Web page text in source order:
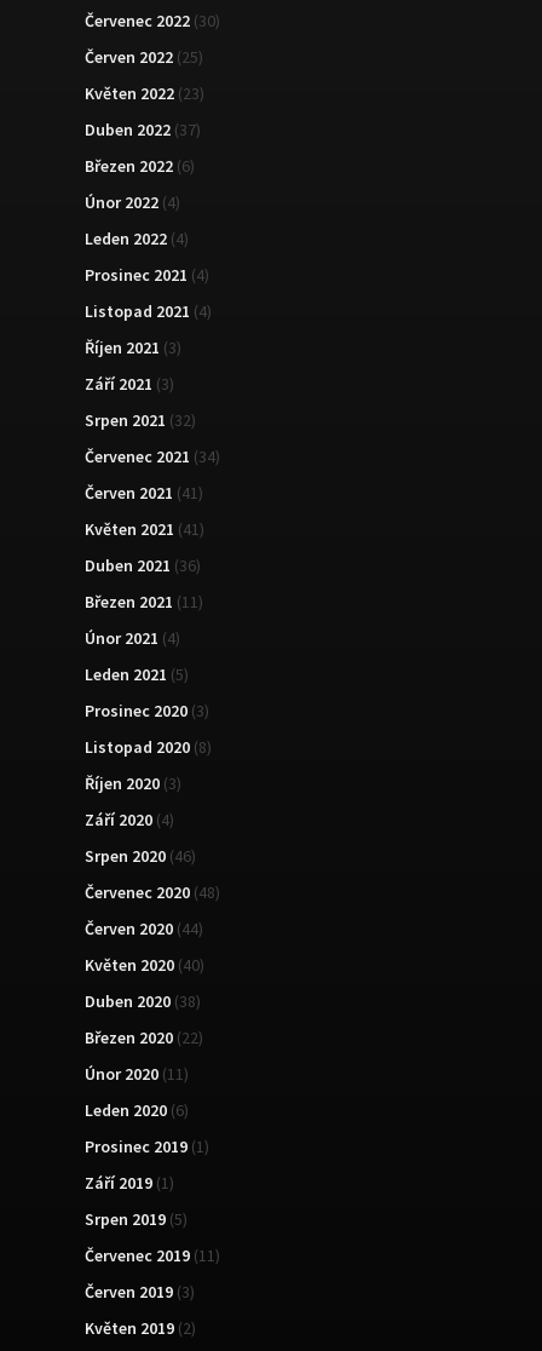
Červenec 2022 (30)
Červen 2022 (25)
Květen 2022 (23)
Duben 2022 (37)
Březen 2022 (6)
Únor 2022 (4)
Leden 2022 (4)
Prosinec 2021 (4)
Listopad 2021 (4)
Říjen 2021 (3)
Září 2021 (3)
Srpen 2021 (32)
Červenec 2021 (34)
Červen 2021 (41)
Květen 2021 (41)
Duben 2021 (36)
Březen 2021 (11)
Únor 2021 (4)
Leden 2021 (5)
Prosinec 2020 (3)
Listopad 2020 (8)
Říjen 2020 (3)
Září 2020 (4)
Srpen 2020 (46)
Červenec 2020 (48)
Červen 2020 (44)
Květen 2020 (40)
Duben 2020 (38)
Březen 2020 (22)
Únor 2020 (11)
Leden 2020 (6)
Prosinec 2019 (1)
Září 2019 (1)
Srpen 2019 (5)
Červenec 2019 (11)
Červen 2019 (3)
Květen 2019 (2)